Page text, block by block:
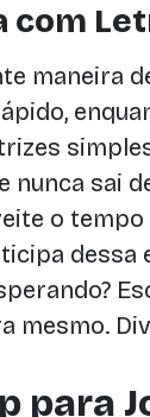
com
maneira
nunca sai
o tempo
dessa
mesmo.
para